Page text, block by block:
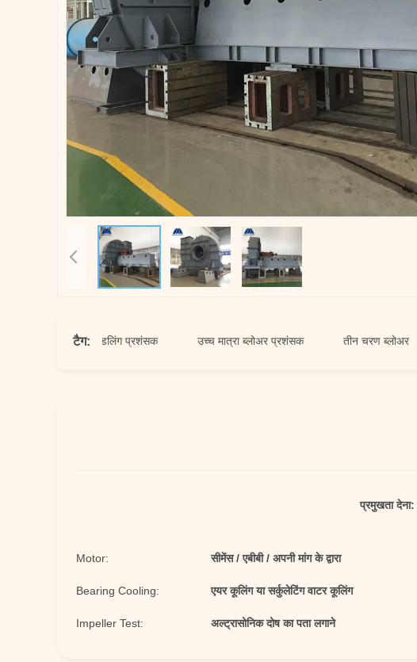
टैग:
सामग्री हैंडलिंग प्रशंसक उच्च मात्रा ब्लोअर प्रशंसक तीन चरण ब्लोअर
प्रमुखता देना:
Motor: सीमेंस / एबीबी / अपनी मांग के द्वारा
Bearing Cooling: एयर कूलिंग या सर्कुलेटिंग वाटर कूलिंग
Impeller Test: अल्ट्रासोनिक दोष का पता लगाने